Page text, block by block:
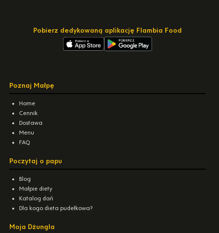
Pobierz dedykowaną aplikację Flambia Food
Poznaj Małpę
Home
Cennik
Dostawa
Menu
FAQ
Poczytaj o papu
Blog
Małpie diety
Katalog dań
Dla kogo dieta pudełkowa?
Moja Dżungla